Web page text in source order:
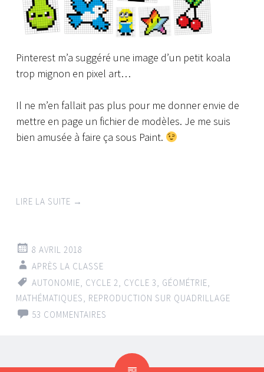
Pinterest m’a suggéré une image d’un petit koala
trop mignon en pixel art…
Il ne m’en fallait pas plus pour me donner envie de
mettre en page un fichier de modèles. Je me suis
bien amusée à faire ça sous Paint.
LIRE LA SUITE →
8 AVRIL 2018
APRÈS LA CLASSE
AUTONOMIE CYCLE 2 CYCLE 3 GÉOMÉTRIE
MATHÉMATIQUES
REPRODUCTION SUR QUADRILLAGE
53 COMMENTAIRES